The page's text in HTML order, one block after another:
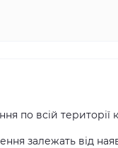
по всій території
залежать від